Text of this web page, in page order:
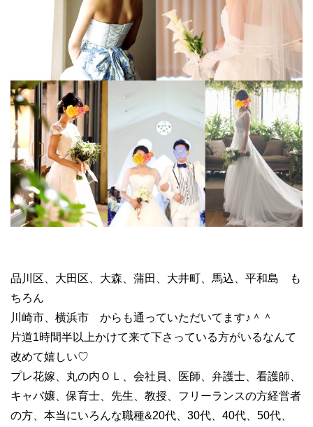
品川区、大田区、大森、蒲田、大井町、馬込、平和島 も
ちろん
川崎市、横浜市 からも通っていただいてます♪＾＾
片道1時間半以上かけて来て下さっている方がいるなんて
改めて嬉しい♡
プレ花嫁、丸の内ＯＬ、会社員、医師、弁護士、看護師、
キャバ嬢、保育士、先生、教授、フリーランスの方経営者
の方、本当にいろんな職種&20代、30代、40代、50代、